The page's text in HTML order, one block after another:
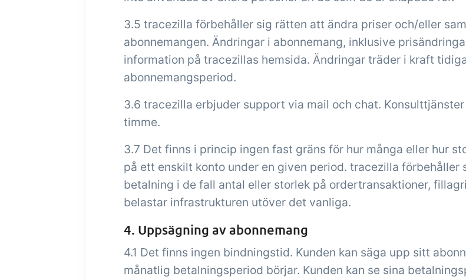
3.5 tracezilla förbehåller sig rätten att ändra priser och/eller
abonnemangen. Ändringar i abonnemang, inklusive
information på tracezillas hemsida. Ändringar träder i kraft
abonnemangsperiod.
3.6 tracezilla erbjuder support via mail och chat.
timme.
3.7 Det finns i princip ingen fast gräns för hur många eller hur
på ett enskilt konto under en given period. tracezilla
betalning i de fall antal eller storlek på ordertransaktioner,
belastar infrastrukturen utöver det vanliga.
4. Uppsägning av abonnemang
4.1 Det finns ingen bindningstid. Kunden kan säga upp sitt
månatlig betalningsperiod börjar. Kunden kan se sina